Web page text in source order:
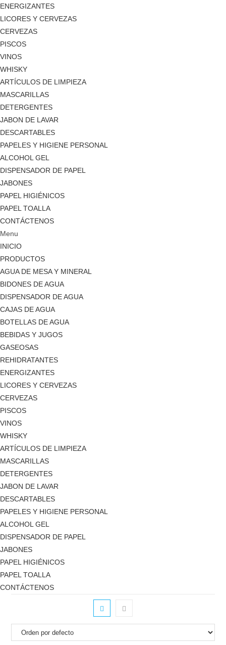
ENERGIZANTES
LICORES Y CERVEZAS
CERVEZAS
PISCOS
VINOS
WHISKY
ARTÍCULOS DE LIMPIEZA
MASCARILLAS
DETERGENTES
JABON DE LAVAR
DESCARTABLES
PAPELES Y HIGIENE PERSONAL
ALCOHOL GEL
DISPENSADOR DE PAPEL
JABONES
PAPEL HIGIÉNICOS
PAPEL TOALLA
CONTÁCTENOS
Menu
INICIO
PRODUCTOS
AGUA DE MESA Y MINERAL
BIDONES DE AGUA
DISPENSADOR DE AGUA
CAJAS DE AGUA
BOTELLAS DE AGUA
BEBIDAS Y JUGOS
GASEOSAS
REHIDRATANTES
ENERGIZANTES
LICORES Y CERVEZAS
CERVEZAS
PISCOS
VINOS
WHISKY
ARTÍCULOS DE LIMPIEZA
MASCARILLAS
DETERGENTES
JABON DE LAVAR
DESCARTABLES
PAPELES Y HIGIENE PERSONAL
ALCOHOL GEL
DISPENSADOR DE PAPEL
JABONES
PAPEL HIGIÉNICOS
PAPEL TOALLA
CONTÁCTENOS